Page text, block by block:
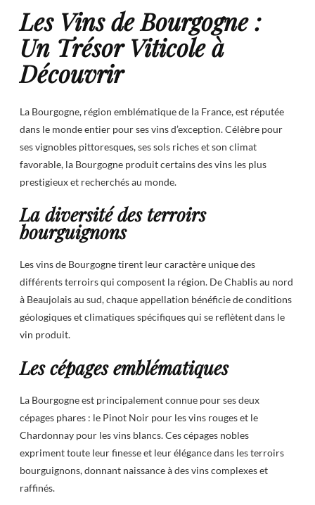
Les Vins de Bourgogne :
Un Trésor Viticole à
Découvrir
La Bourgogne, région emblématique de la France, est réputée
dans le monde entier pour ses vins d’exception. Célèbre pour
ses vignobles pittoresques, ses sols riches et son climat
favorable, la Bourgogne produit certains des vins les plus
prestigieux et recherchés au monde.
La diversité des terroirs
bourguignons
Les vins de Bourgogne tirent leur caractère unique des
différents terroirs qui composent la région. De Chablis au nord
à Beaujolais au sud, chaque appellation bénéficie de conditions
géologiques et climatiques spécifiques qui se reflètent dans le
vin produit.
Les cépages emblématiques
La Bourgogne est principalement connue pour ses deux
cépages phares : le Pinot Noir pour les vins rouges et le
Chardonnay pour les vins blancs. Ces cépages nobles
expriment toute leur finesse et leur élégance dans les terroirs
bourguignons, donnant naissance à des vins complexes et
raffinés.